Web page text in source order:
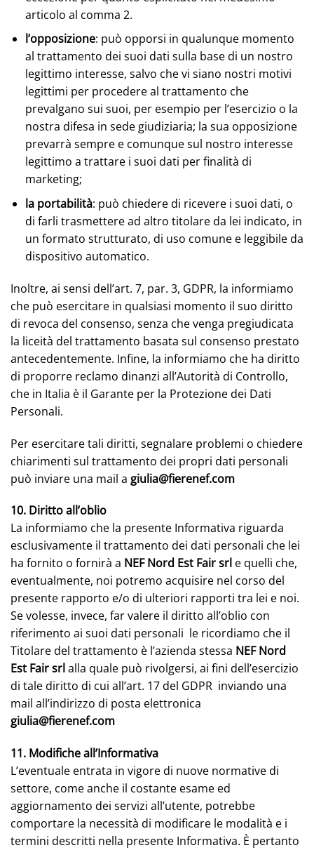
articolo al comma 2.
l’opposizione: può opporsi in qualunque momento
al trattamento dei suoi dati sulla base di un nostro
legittimo interesse, salvo che vi siano nostri motivi
legittimi per procedere al trattamento che
prevalgano sui suoi, per esempio per l’esercizio o la
nostra difesa in sede giudiziaria; la sua opposizione
prevarrà sempre e comunque sul nostro interesse
legittimo a trattare i suoi dati per finalità di
marketing;
la portabilità: può chiedere di ricevere i suoi dati, o
di farli trasmettere ad altro titolare da lei indicato, in
un formato strutturato, di uso comune e leggibile da
dispositivo automatico.
Inoltre, ai sensi dell’art. 7, par. 3, GDPR, la informiamo
che può esercitare in qualsiasi momento il suo diritto
di revoca del consenso, senza che venga pregiudicata
la liceità del trattamento basata sul consenso prestato
antecedentemente. Infine, la informiamo che ha diritto
di proporre reclamo dinanzi all’Autorità di Controllo,
che in Italia è il Garante per la Protezione dei Dati
Personali.
Per esercitare tali diritti, segnalare problemi o chiedere
chiarimenti sul trattamento dei propri dati personali
può inviare una mail a giulia@fierenef.com
10. Diritto all’oblio
La informiamo che la presente Informativa riguarda
esclusivamente il trattamento dei dati personali che lei
ha fornito o fornirà a NEF Nord Est Fair srl e quelli che,
eventualmente, noi potremo acquisire nel corso del
presente rapporto e/o di ulteriori rapporti tra lei e noi.
Se volesse, invece, far valere il diritto all’oblio con
riferimento ai suoi dati personali le ricordiamo che il
Titolare del trattamento è l’azienda stessa NEF Nord
Est Fair srlalla quale può rivolgersi, ai fini dell’esercizio
di tale diritto di cui all’art. 17 del GDPR inviando una
mail all’indirizzo di posta elettronica
giulia@fierenef.com
11. Modifiche all’Informativa
L’eventuale entrata in vigore di nuove normative di
settore, come anche il costante esame ed
aggiornamento dei servizi all’utente, potrebbe
comportare la necessità di modificare le modalità e i
termini descritti nella presente Informativa. È pertanto